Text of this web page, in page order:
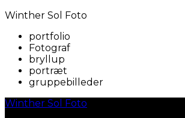
Winther Sol Foto
portfolio
Fotograf
bryllup
portræt
gruppebilleder
Winther Sol Foto